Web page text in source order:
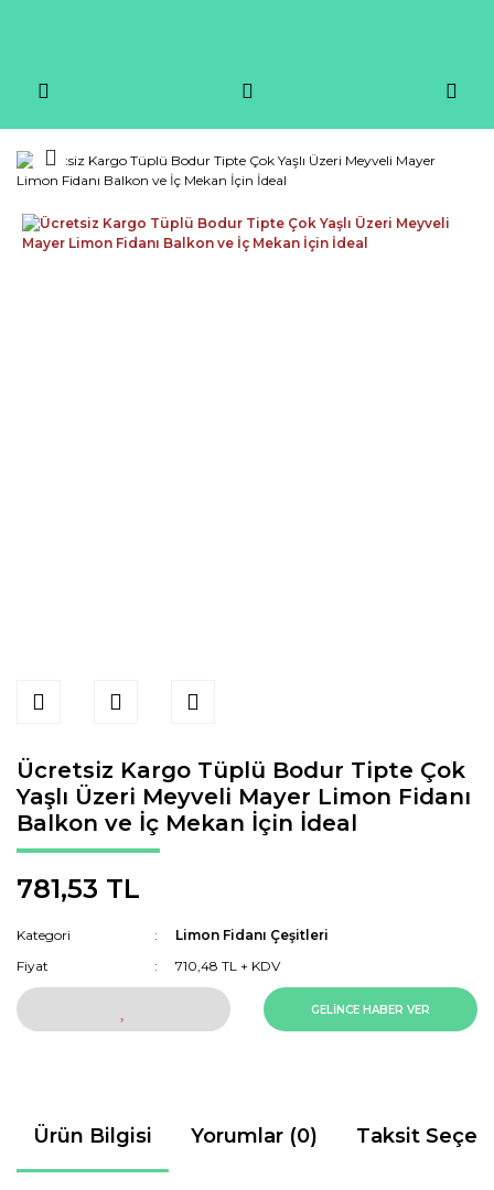
Ücretsiz Kargo Tüplü Bodur Tipte Çok
Yaşlı Üzeri Meyveli Mayer Limon Fidanı
Balkon ve İç Mekan İçin İdeal
781,53 TL
Kategori
Limon Fidanı Çeşitleri
Fiyat
710,48 TL + KDV
GELİNCE HABER VER
Ürün Bilgisi Yorumlar (0) Taksit